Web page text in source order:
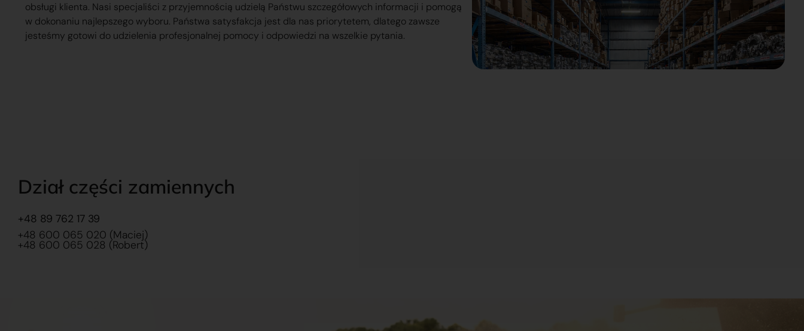
obsługi klienta. Nasi specjaliści z przyjemnością udzielą Państwu szczegółowych informacji i pomogą
w dokonaniu najlepszego wyboru. Państwa satysfakcja jest dla nas priorytetem, dlatego zawsze
jesteśmy gotowi do udzielenia profesjonalnej pomocy i odpowiedzi na wszelkie pytania.
Dział części zamiennych
+48 89 762 17 39
+48 600 065 020 (Maciej)
+48 600 065 028 (Robert)